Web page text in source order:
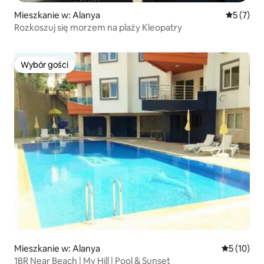
Mieszkanie w: Alanya Średnia
5 (7)
Rozkoszuj się morzem na plaży Kleopatry
Wybór gości
Wybór gości
Mieszkanie w: Alanya Średnia
5 (10)
1BR Near Beach | My Hill | Pool & Sunset